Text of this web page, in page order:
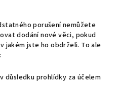
porušení nemůžete
dodání nové věci, pokud
jakém jste ho obdrželi. To ale
důsledku prohlídky za účelem